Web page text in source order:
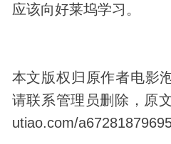
应该向好莱坞学习。
本文版权归原作者电影
请联系管理员删除，原
utiao.com/